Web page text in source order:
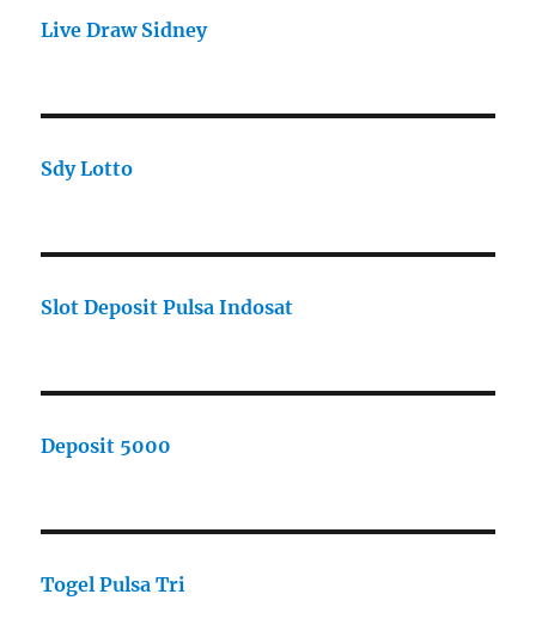
Live Draw Sidney
Sdy Lotto
Slot Deposit Pulsa Indosat
Deposit 5000
Togel Pulsa Tri